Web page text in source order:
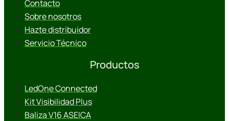
Contacto
Sobre nosotros
Hazte distribuidor
Servicio Técnico
Productos
LedOne Connected
Kit Visibilidad Plus
Baliza V16 ASEICA